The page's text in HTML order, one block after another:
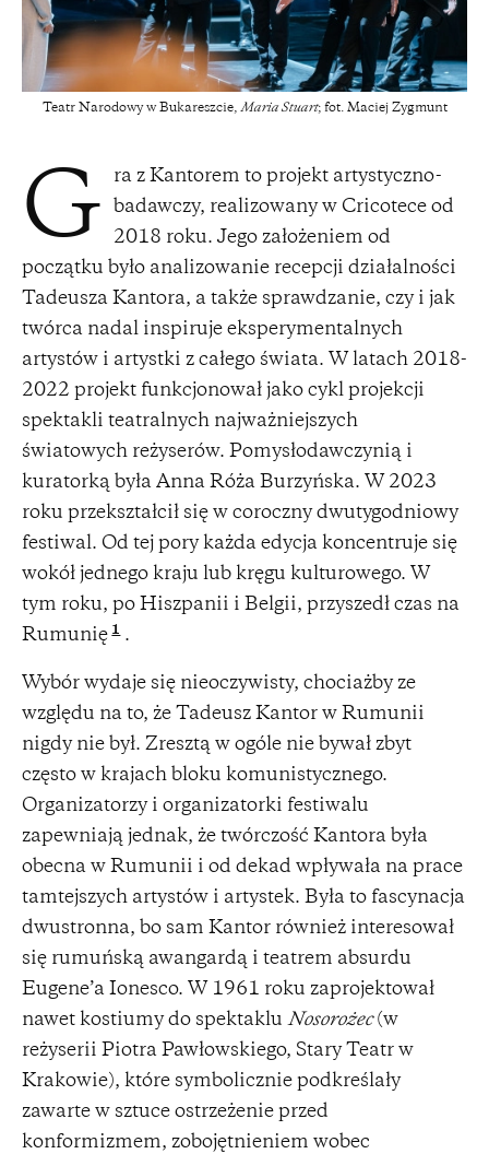
Teatr Narodowy w Bukareszcie, Maria Stuart; fot. Maciej Zygmunt
G
ra z Kantorem to projekt artystyczno-
badawczy, realizowany w Cricotece od
2018 roku. Jego założeniem od
początku było analizowanie recepcji działalności
Tadeusza Kantora, a także sprawdzanie, czy i jak
twórca nadal inspiruje eksperymentalnych
artystów i artystki z całego świata. W latach 2018-
2022 projekt funkcjonował jako cykl projekcji
spektakli teatralnych najważniejszych
światowych reżyserów. Pomysłodawczynią i
kuratorką była Anna Róża Burzyńska. W 2023
roku przekształcił się w coroczny dwutygodniowy
festiwal. Od tej pory każda edycja koncentruje się
wokół jednego kraju lub kręgu kulturowego. W
tym roku, po Hiszpanii i Belgii, przyszedł czas na
Rumunię 1 .
Wybór wydaje się nieoczywisty, chociażby ze
względu na to, że Tadeusz Kantor w Rumunii
nigdy nie był. Zresztą w ogóle nie bywał zbyt
często w krajach bloku komunistycznego.
Organizatorzy i organizatorki festiwalu
zapewniają jednak, że twórczość Kantora była
obecna w Rumunii i od dekad wpływała na prace
tamtejszych artystów i artystek. Była to fascynacja
dwustronna, bo sam Kantor również interesował
się rumuńską awangardą i teatrem absurdu
Eugene’a Ionesco. W 1961 roku zaprojektował
nawet kostiumy do spektaklu Nosorożec(w
reżyserii Piotra Pawłowskiego, Stary Teatr w
Krakowie), które symbolicznie podkreślały
zawarte w sztuce ostrzeżenie przed
konformizmem, zobojętnieniem wobec